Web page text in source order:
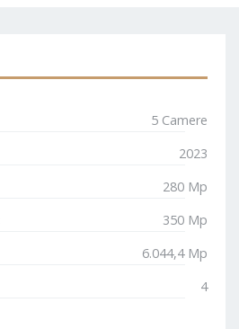
5 Camere
2023
280 Mp
350 Mp
6.044,4 Mp
4